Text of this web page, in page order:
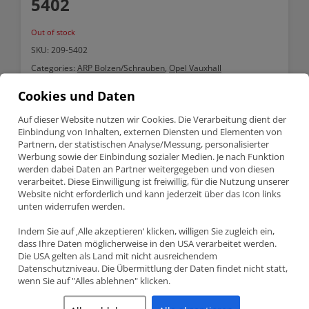
Out of stock
SKU: 209-5402
Categories: ARP Bolzen/Schrauben, Opel Vauxhall
Description
Description
Opel / Vauxhall 2.5 V6 ARP Haupt Stehbolzensatz 209-5402
Teilenummer 209-5402
Opel / Vauxhall – 2.5 V6
Information:
ARP sind ein Hersteller von Verbindungselementen (Bolzen und
Cookies und Daten
Auf dieser Website nutzen wir Cookies. Die Verarbeitung dient der
Einbindung von Inhalten, externen Diensten und Elementen von
Partnern, der statistischen Analyse/Messung, personalisierter
Werbung sowie der Einbindung sozialer Medien. Je nach Funktion
werden dabei Daten an Partner weitergegeben und von diesen
verarbeitet. Diese Einwilligung ist freiwillig, für die Nutzung unserer
Website nicht erforderlich und kann jederzeit über das Icon links
unten widerrufen werden.
Indem Sie auf ‚Alle akzeptieren‘ klicken, willigen Sie zugleich ein,
dass Ihre Daten möglicherweise in den USA verarbeitet werden.
Die USA gelten als Land mit nicht ausreichendem
Datenschutzniveau. Die Übermittlung der Daten findet nicht statt,
wenn Sie auf "Alles ablehnen" klicken.